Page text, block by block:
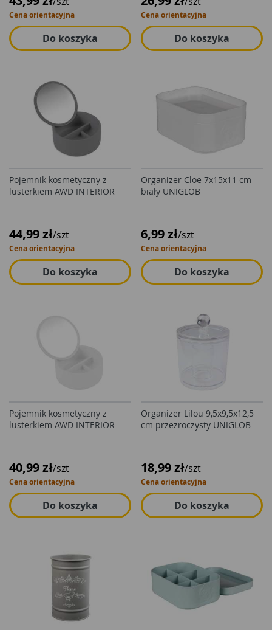
Cena orientacyjna
Do koszyka
Cena orientacyjna
Do koszyka
Pojemnik kosmetyczny z
lusterkiem AWD INTERIOR
44,99 zł/szt
Cena orientacyjna
Do koszyka
Organizer Cloe 7x15x11 cm
biały UNIGLOB
6,99 zł/szt
Cena orientacyjna
Do koszyka
Pojemnik kosmetyczny z
lusterkiem AWD INTERIOR
40,99 zł/szt
Cena orientacyjna
Do koszyka
Organizer Lilou 9,5x9,5x12,5
cm przezroczysty UNIGLOB
18,99 zł/szt
Cena orientacyjna
Do koszyka